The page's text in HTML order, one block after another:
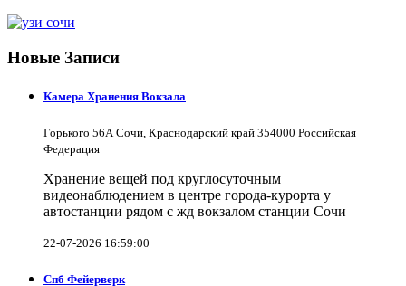
Новые Записи
Камера Хранения Вокзала
Горького 56А Сочи, Краснодарский край 354000 Российская
Федерация
Хранение вещей под круглосуточным
видеонаблюдением в центре города-курорта у
автостанции рядом с жд вокзалом станции Сочи
22-07-2026 16:59:00
Спб Фейерверк